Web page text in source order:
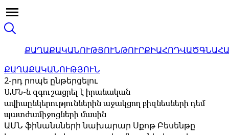
ՔԱՂԱՔԱԿԱՆՈՒԹՅՈՒՆԹՈՒՐՔԻԱՀՈԴՎԱԾ
ՔԱՂԱՔԱԿԱՆՈՒԹՅՈՒՆ
2-րդ րոպե ընթերցելու
ԱՄՆ-ն զգուշացրել է իրանական
ավիաընկերություններին աջակցող բիզնեսների դեմ
պատժամիջոցների մասին
ԱՄՆ ֆինանսների նախարար Սքոթ Բեսենթը